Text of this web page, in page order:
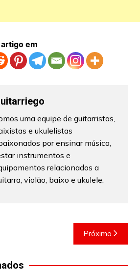
em
uma equipe de guitarristas,
e ukulelistas
por ensinar música,
instrumentos e
relacionados a
violão, baixo e ukulele.
Próximo